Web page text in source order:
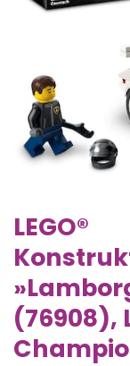
LEGO®
(76908),